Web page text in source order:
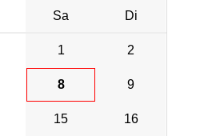
Sa Di
1 2
8 9
15 16